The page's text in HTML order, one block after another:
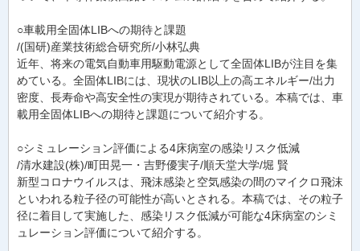
○車載用全固体LIBへの期待と課題
/(国研)産業技術総合研究所/小林弘典
近年、将来の電気自動車用駆動電源として全固体LIBが注目を集
めている。全固体LIBには、現状のLIB以上の高エネルギー/出力
密度、長寿命や高安全性の実現が期待されている。本稿では、車
載用全固体LIBへの期待と課題について紹介する。
○シミュレーション評価による4床病室の感染リスク低減
/清水建設(株)/町田晃一・吉野優実子/順天堂大学/堀 賢
新型コロナウイルスは、飛沫感染と空気感染の間のマイクロ飛沫
といわれる粒子径の可能性が高いとされる。本稿では、その粒子
径に着目して実施した、感染リスク低減が可能な4床病室のシミ
ュレーション評価について紹介する。